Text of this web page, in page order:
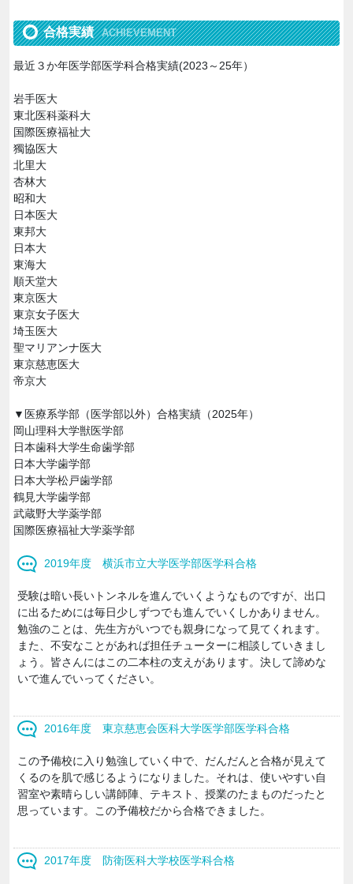
合格実績 ACHIEVEMENT
最近３か年医学部医学科合格実績(2023～25年）
岩手医大
東北医科薬科大
国際医療福祉大
獨協医大
北里大
杏林大
昭和大
日本医大
東邦大
日本大
東海大
順天堂大
東京医大
東京女子医大
埼玉医大
聖マリアンナ医大
東京慈恵医大
帝京大
▼医療系学部（医学部以外）合格実績（2025年）
岡山理科大学獣医学部
日本歯科大学生命歯学部
日本大学歯学部
日本大学松戸歯学部
鶴見大学歯学部
武蔵野大学薬学部
国際医療福祉大学薬学部
2019年度 横浜市立大学医学部医学科合格
受験は暗い長いトンネルを進んでいくようなものですが、出口
に出るためには毎日少しずつでも進んでいくしかありません。
勉強のことは、先生方がいつでも親身になって見てくれます。
また、不安なことがあれば担任チューターに相談していきまし
ょう。皆さんにはこの二本柱の支えがあります。決して諦めな
いで進んでいってください。
2016年度 東京慈恵会医科大学医学部医学科合格
この予備校に入り勉強していく中で、だんだんと合格が見えて
くるのを肌で感じるようになりました。それは、使いやすい自
習室や素晴らしい講師陣、テキスト、授業のたまものだったと
思っています。この予備校だから合格できました。
2017年度 防衛医科大学校医学科合格